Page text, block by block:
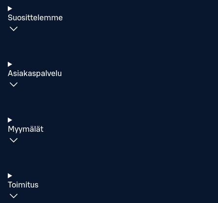
Suosittelemme
Asiakaspalvelu
Myymälät
Toimitus